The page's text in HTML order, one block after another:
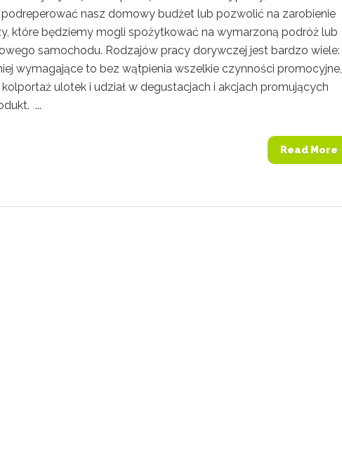
podreperować nasz domowy budżet lub pozwolić na zarobienie
które będziemy mogli spożytkować na wymarzoną podróż lub
samochodu. Rodzajów pracy dorywczej jest bardzo wiele:
wymagające to bez wątpienia wszelkie czynności promocyjne,
kolportaż ulotek i udział w degustacjach i akcjach promujących
...
Read More